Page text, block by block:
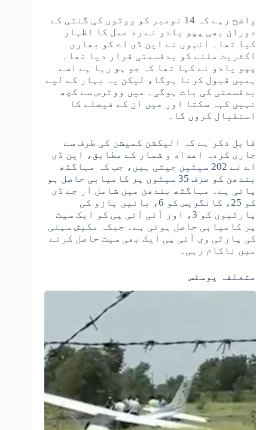
واضح رہے کہ 14 نومبر کو ووٹوں کی گنتی کے
دوران بھی پپو یادو نے رد عمل کا اظہار
کیا تھا۔ انہوں نے این ڈی اے کو بھاری
اکثریت ملنے کو بدقسمتی قرار دیا تھا۔
پپو یادو نے کہا تھا کہ جو ہو رہا ہے اسے
ہمیں قبول کرنا ہوگا، لیکن یہ بہار کے لیے
بدقسمتی کی بات ہوگی۔ میں ووٹرس سے کچھ
نہیں کہہ سکتا اور میں ان کے فیصلے کا
استقبال کروں گا۔
قابل ذکر ہے کہ الیکشن کمیشن کی طرف سے
جاری کردہ اعداد و شمار کے مطابق، این ڈی
اے نے 202 سیٹیں جیتی ہیں، جب کہ مہاگٹھ
بندھن کو صرف 35 سیٹوں پر کامیابی حاصل ہو
پائی ہے۔ مہاگٹھ بندھن میں شامل آر جے ڈی
کو 25، کانگریس کو 6، بائیں بازو کی
پارٹیوں کو 3، اور آئی آئی پی کو ایک سیٹ
پر کامیابی حاصل ہوئی ہے۔ جبکہ مکیش سہنی
کی پارٹی وی آئی پی ایک بھی سیٹ حاصل کرنے
میں ناکام رہی۔
متعلقہ پوسٹس